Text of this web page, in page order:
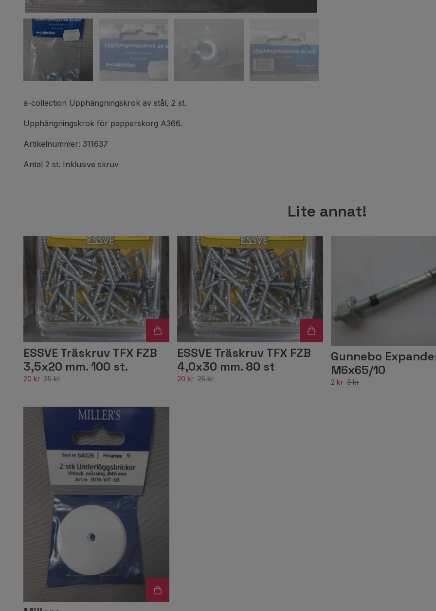
a-collection Upphängningskrok av stål, 2 st.
Upphängningskrok för papperskorg A366.
Artikelnummer: 311637
Antal 2 st. Inklusive skruv
Lite annat!
ESSVE Träskruv TFX FZB
3,5x20 mm. 100 st.
20 kr 25 kr
ESSVE Träskruv TFX FZB
4,0x30 mm. 80 st
20 kr 25 kr
Gunnebo
M6x65/10
2 kr 3 kr